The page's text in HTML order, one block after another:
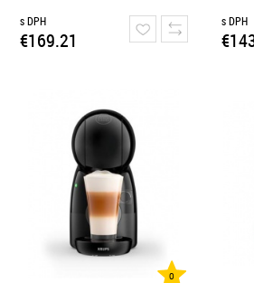
s DPH
€169.21
s DPH
0